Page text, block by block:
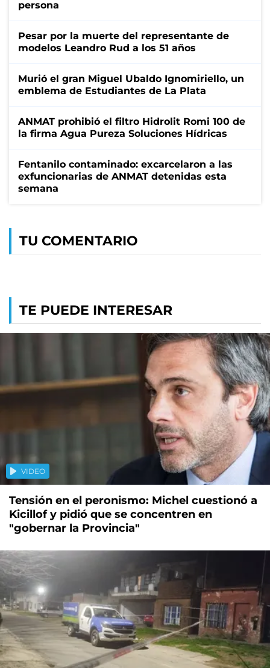
persona
Pesar por la muerte del representante de
modelos Leandro Rud a los 51 años
Murió el gran Miguel Ubaldo Ignomiriello, un
emblema de Estudiantes de La Plata
ANMAT prohibió el filtro Hidrolit Romi 100 de
la firma Agua Pureza Soluciones Hídricas
Fentanilo contaminado: excarcelaron a las
exfuncionarias de ANMAT detenidas esta
semana
TU COMENTARIO
TE PUEDE INTERESAR
VIDEO
Tensión en el peronismo: Michel cuestionó a
Kicillof y pidió que se concentren en
"gobernar la Provincia"